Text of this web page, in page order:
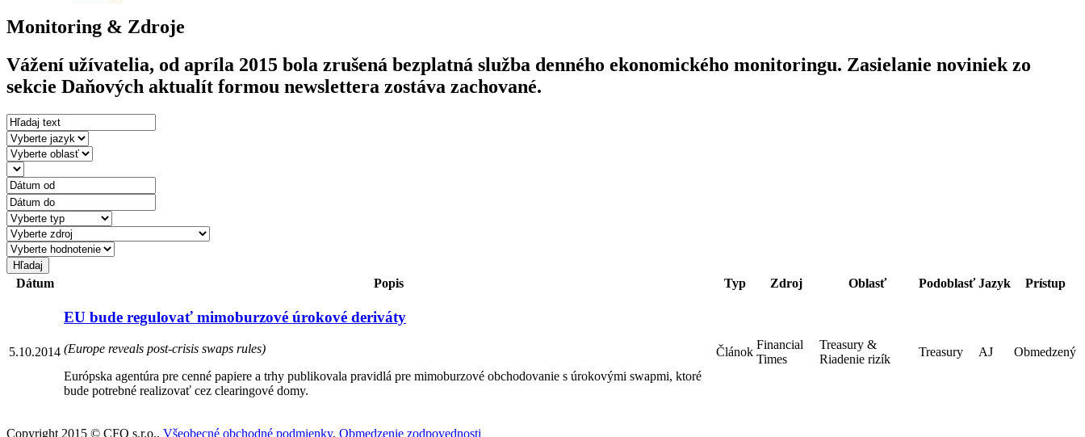
Monitoring & Zdroje
Vážení užívatelia, od apríla 2015 bola zrušená bezplatná služba denného ekonomického monitoringu. Zasielanie noviniek zo
sekcie Daňových aktualít formou newslettera zostáva zachované.
Dátum Popis Typ Zdroj Oblasť Podoblasť Jazyk Prístup
5.10.2014
EU bude regulovať mimoburzové úrokové deriváty
(Europe reveals post-crisis swaps rules)
Európska agentúra pre cenné papiere a trhy publikovala pravidlá pre mimoburzové obchodovanie s úrokovými swapmi, ktoré
bude potrebné realizovať cez clearingové domy.
Článok
Financial
Times
Treasury &
Riadenie rizík
Treasury AJ Obmedzený
Copyright 2015 © CFO s.r.o., Všeobecné obchodné podmienky, Obmedzenie zodpovednosti